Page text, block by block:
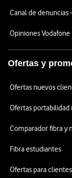
Canal de denuncias
Opiniones Vodafone
Ofertas y
Ofertas nuevos
Ofertas portabilidad
Comparador fibra y
Fibra estudiantes
Ofertas para clientes